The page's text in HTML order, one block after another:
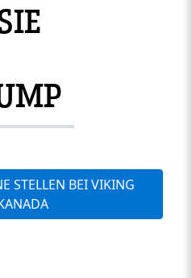
STELLEN BEI VIKING